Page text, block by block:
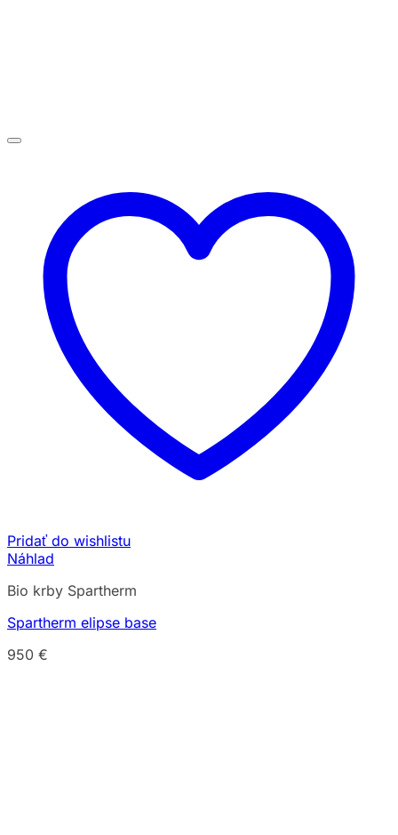
Pridať do wishlistu
Náhlad
Bio krby Spartherm
Spartherm elipse base
950 €